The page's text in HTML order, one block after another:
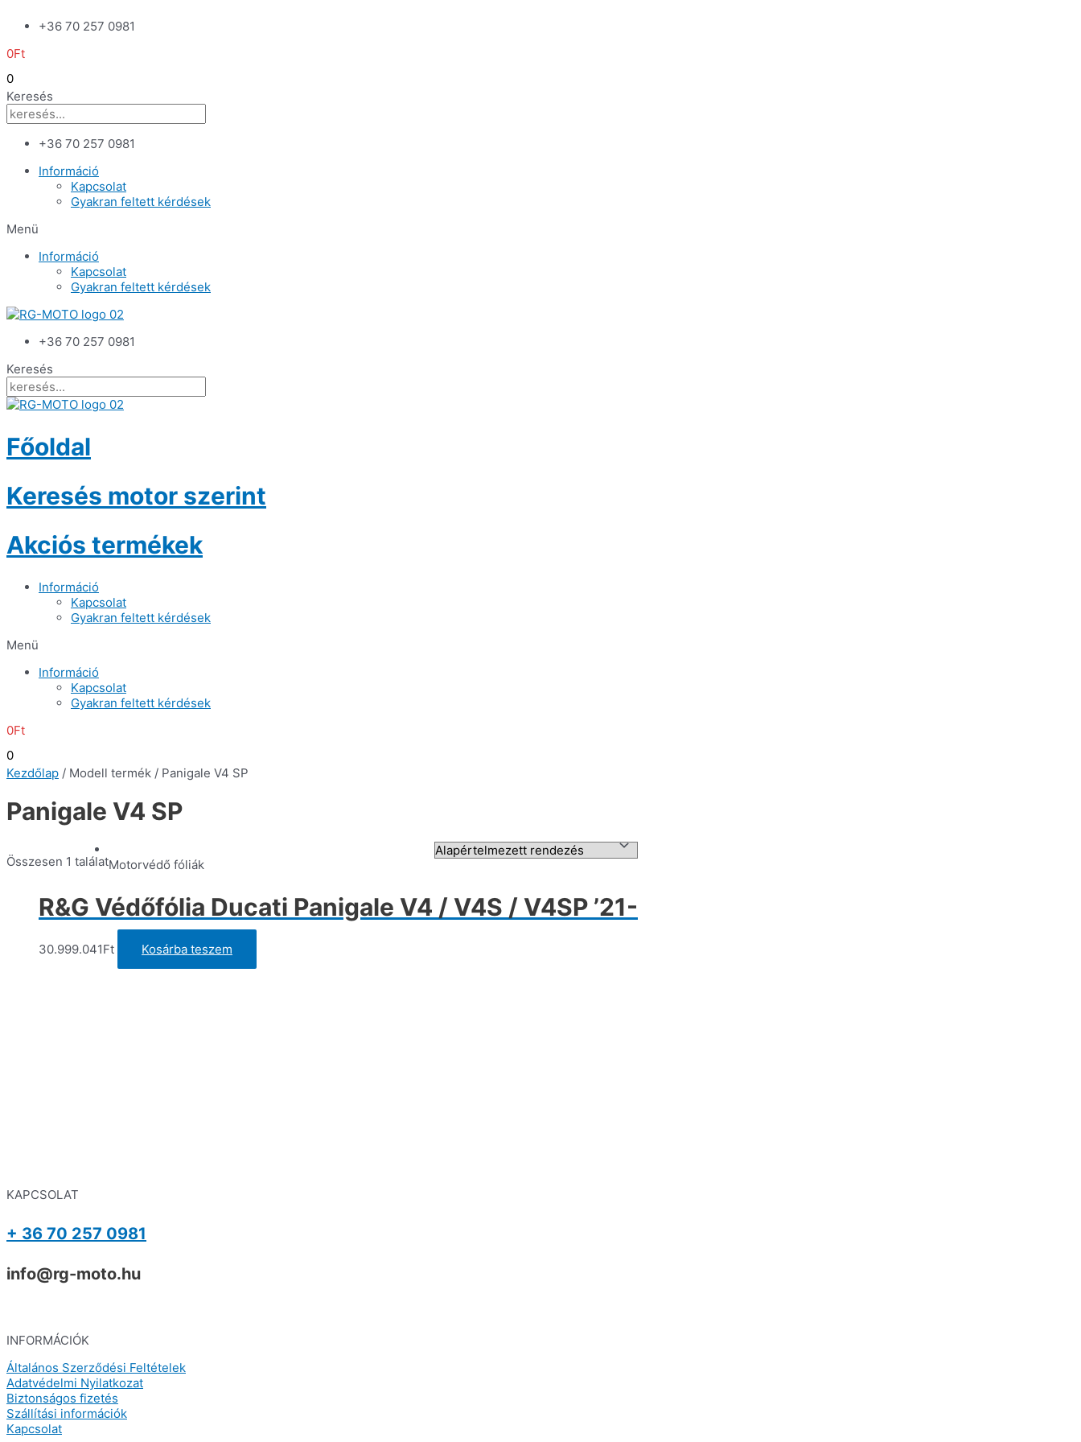
+36 70 257 0981
0Ft
0
Keresés
+36 70 257 0981
Információ
Kapcsolat
Gyakran feltett kérdések
Menü
Információ
Kapcsolat
Gyakran feltett kérdések
+36 70 257 0981
Keresés
Főoldal
Keresés motor szerint
Akciós termékek
Információ
Kapcsolat
Gyakran feltett kérdések
Menü
Információ
Kapcsolat
Gyakran feltett kérdések
0Ft
0
Kezdőlap / Modell termék / Panigale V4 SP
Panigale V4 SP
Összesen 1 találatMotorvédő fóliák
R&G Védőfólia Ducati Panigale V4 / V4S / V4SP ’21-
30.999.041Ft Kosárba teszem
KAPCSOLAT
+ 36 70 257 0981
info@rg-moto.hu
INFORMÁCIÓK
Általános Szerződési Feltételek
Adatvédelmi Nyilatkozat
Biztonságos fizetés
Szállítási információk
Kapcsolat